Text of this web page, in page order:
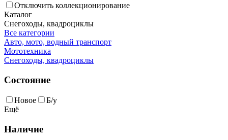
Отключить коллекционирование
Каталог
Снегоходы, квадроциклы
Все категории
Авто, мото, водный транспорт
Мототехника
Снегоходы, квадроциклы
Состояние
Новое
Б/у
Ещё
Наличие